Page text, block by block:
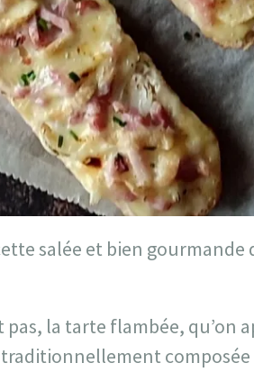
salée et bien
la tarte flambée, qu’on